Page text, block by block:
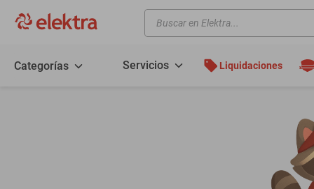
Buscar en Elektra...
Categorías Servicios Liquidaciones
motos